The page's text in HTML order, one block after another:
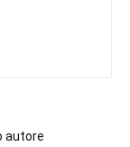
autore